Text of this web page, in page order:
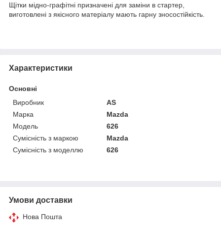
Щітки мідно-графітні призначені для заміни в стартер,
виготовлені з якісного матеріалу мають гарну зносостійкість.
Характеристики
Основні
Виробник
AS
Марка
Mazda
Модель
626
Сумісність з маркою
Mazda
Сумісність з моделлю
626
Умови доставки
Нова Пошта